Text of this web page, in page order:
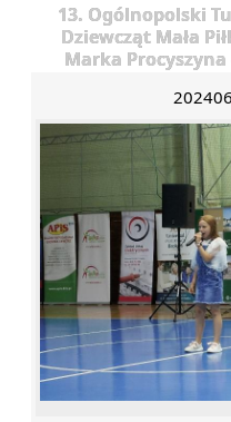
13. Ogólnopolski
Dziewcząt Mała
Marka Procyszyna